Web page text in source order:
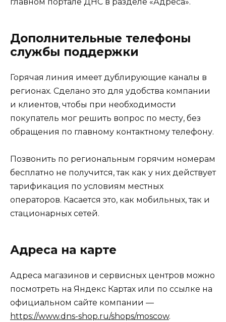
Дополнительные телефоны
службы поддержки
Горячая линия имеет дублирующие каналы в
регионах. Сделано это для удобства компании
и клиентов, чтобы при необходимости
покупатель мог решить вопрос по месту, без
обращения по главному контактному телефону.
Позвонить по региональным горячим номерам
бесплатно не получится, так как у них действует
тарификация по условиям местных
операторов. Касается это, как мобильных, так и
стационарных сетей.
Адреса на карте
Адреса магазинов и сервисных центров можно
посмотреть на Яндекс Картах или по ссылке на
официальном сайте компании —
https://www.dns-shop.ru/shops/moscow.